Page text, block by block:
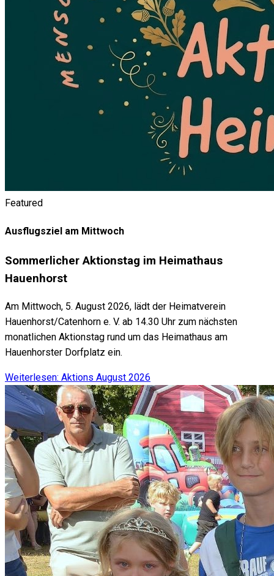
Featured
Ausflugsziel am Mittwoch
Sommerlicher Aktionstag im Heimathaus
Hauenhorst
Am Mittwoch, 5. August 2026, lädt der Heimatverein
Hauenhorst/Catenhorn e. V. ab 14.30 Uhr zum nächsten
monatlichen Aktionstag rund um das Heimathaus am
Hauenhorster Dorfplatz ein.
Weiterlesen: Aktions August 2026